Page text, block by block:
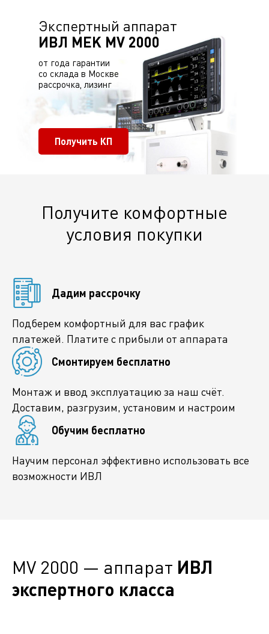
Экспертный аппарат
ИВЛ MEK MV 2000
Получить КП
от года гарантии
со склада в Москве
рассрочка, лизинг
Получите комфортные
условия покупки
Дадим рассрочку
Подберем комфортный для вас график
платежей. Платите с прибыли от аппарата
Смонтируем бесплатно
Монтаж и ввод эксплуатацию за наш счёт.
Доставим, разгрузим, установим и настроим
Обучим бесплатно
Научим персонал эффективно использовать все
возможности ИВЛ
MV 2000 — аппарат ИВЛ
экспертного класса